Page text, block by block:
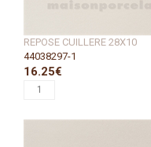
REPOSE CUILLERE 28X10
44038297-1
16.25€